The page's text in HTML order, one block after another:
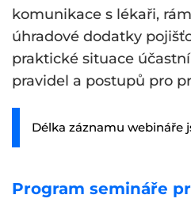
komunikace s lékaři,
úhradové dodatky
praktické situace
pravidel a postupů pro
Délka záznamu webináře
Program semináře